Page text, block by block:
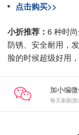
点击购买>>
小折推荐： 6 种时
防锈、安全耐用，
脸的时候超级好用
加小编微
每天刷刷